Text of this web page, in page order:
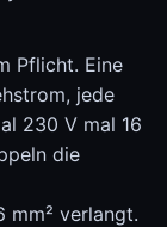
Pflicht. Eine
jede
230 V mal 16
die
mm² verlangt.